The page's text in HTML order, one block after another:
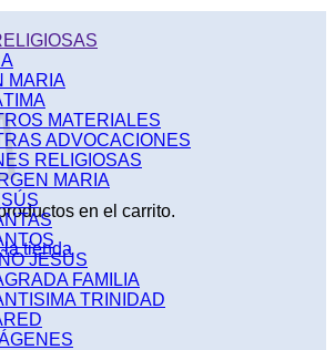
en el carrito.
la tienda
MARIA
MATERIALES
ADVOCACIONES
RELIGIOSAS
MARIA
JESÚS
FAMILIA
TRINIDAD